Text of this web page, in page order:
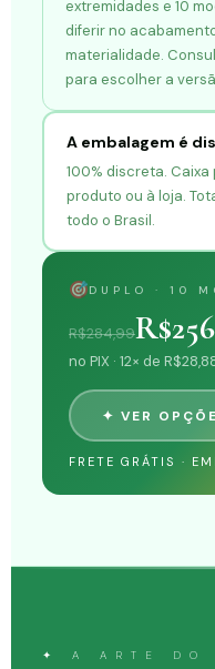
extremidades e 10
diferir no
materialidade.
para escolher a
A embalagem é
100% discreta.
produto ou à loja.
todo o Brasil.
DUPLO · 10
R$284,99
no PIX · 12× de
✦ VER
FRETE GRÁTIS ·
✦ A ARTE DO